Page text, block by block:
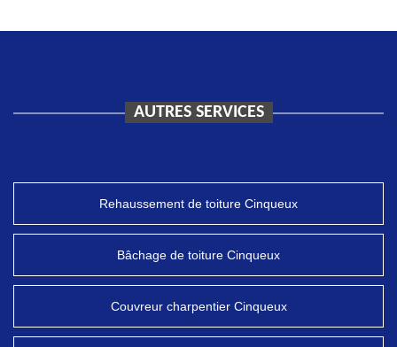
AUTRES SERVICES
Rehaussement de toiture Cinqueux
Bâchage de toiture Cinqueux
Couvreur charpentier Cinqueux